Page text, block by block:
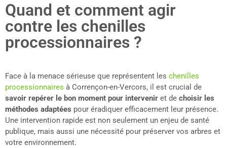
Quand et comment agir
contre les chenilles
processionnaires ?
Face à la menace sérieuse que représentent les chenilles
processionnaires à Corrençon-en-Vercors, il est crucial de
savoir repérer le bon moment pour intervenir et de choisir les
méthodes adaptées pour éradiquer efficacement leur présence.
Une intervention rapide est non seulement un enjeu de santé
publique, mais aussi une nécessité pour préserver vos arbres et
votre environnement.